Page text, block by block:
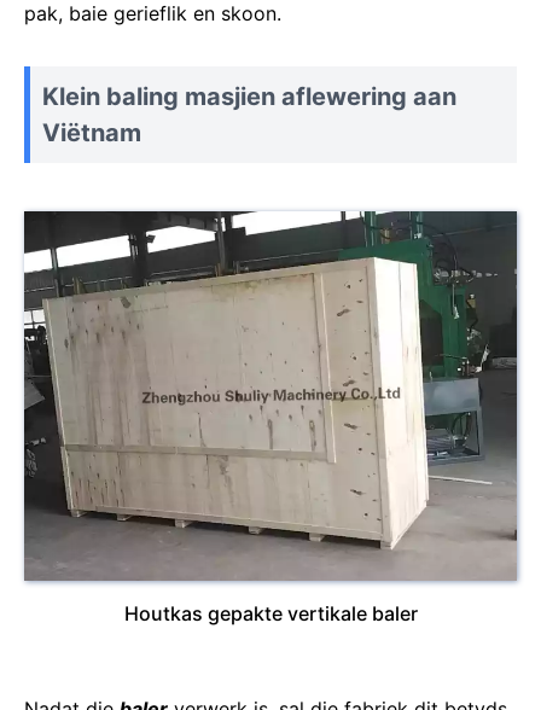
pak, baie gerieflik en skoon.
Klein baling masjien aflewering aan
Viëtnam
Houtkas gepakte vertikale baler